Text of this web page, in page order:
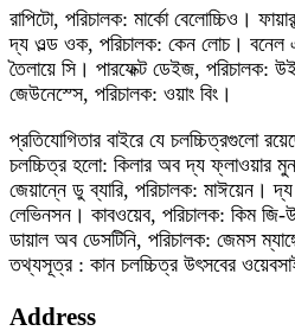
রাপিটো, পরিচালক: মার্কো বেলোচ্চিও।
দ্য ওল্ড ওক, পরিচালক: কেন লোচ। বনেল
তৈলায়ে সি। পারফেক্ট ডেইজ, পরিচালক:
জেউনেস্সে, পরিচালক: ওয়াং বিং।
প্রতিযোগিতার বাইরে যে চলচ্চিত্রগুলো
চলচ্চিত্র হলো: কিলার অব দ্য ফ্লাওয়ার
জেয়ান্নে ডু ব্যারি, পরিচালক: মাঈয়েন।
লেভিনসন। কাবওয়েব, পরিচালক: কিম জি-
ডায়াল অব ডেসটিনি, পরিচালক: জেমস
তথ্যসূত্র : কান চলচ্চিত্র উৎসবের
Address